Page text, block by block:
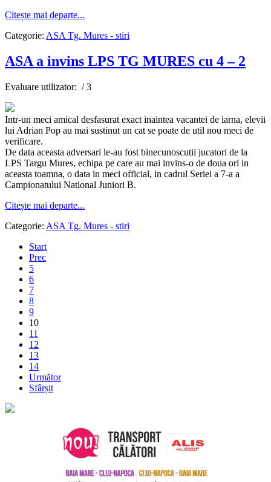
Citește mai departe...
Categorie: ASA Tg. Mures - stiri
ASA a invins LPS TG MURES cu 4 – 2
Evaluare utilizator: / 3
Intr-un meci amical desfasurat exact inaintea vacantei de iarna, elevii
lui Adrian Pop au mai sustinut un cat se poate de util nou meci de
verificare.
De data aceasta adversari le-au fost binecunoscutii jucatori de la
LPS Targu Mures, echipa pe care au mai invins-o de doua ori in
aceasta toamna, o data in meci official, in cadrul Seriei a 7-a a
Campionatului National Juniori B.
Citește mai departe...
Categorie: ASA Tg. Mures - stiri
Start
Prec
5
6
7
8
9
10
11
12
13
14
Următor
Sfârșit